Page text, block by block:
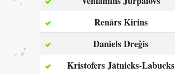
Renārs Kirins
Daniels Dreģis
Kristofers Jātnieks-Labucks